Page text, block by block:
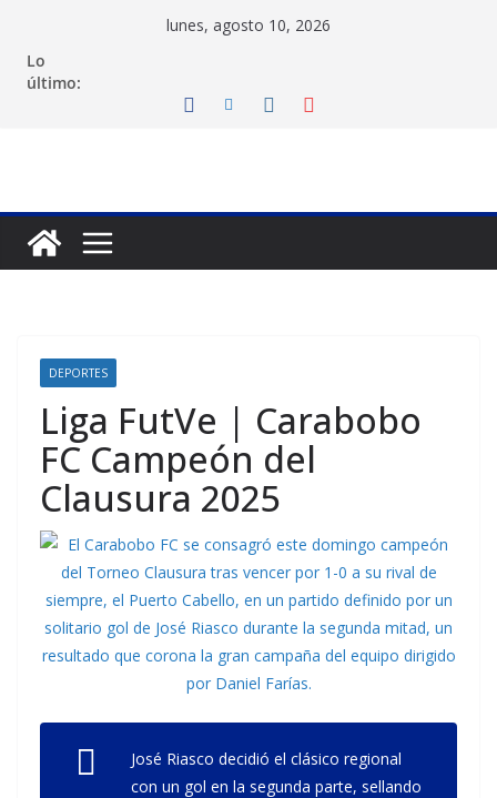
contenido
lunes, agosto 10, 2026
Lo
último:
DEPORTES
Liga FutVe | Carabobo
FC Campeón del
Clausura 2025
José Riasco decidió el clásico regional
con un gol en la segunda parte, sellando